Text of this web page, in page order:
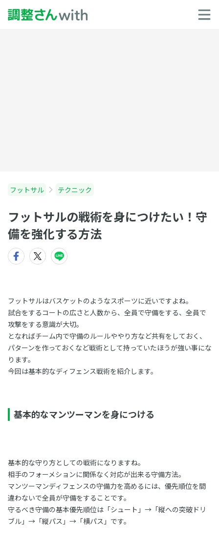
フットサル テクニック
フットサルの戦術を身につけたい！守
備を強化する方法
フットサルはバスケットのようなスポーツに近いですよね。
試合をするコートの広さと人数から、全員で守備をする、全員で
攻撃をする意識が大切。
となればチーム内で守備のルールややり方など共有をしておく、
パターンを作っておくなど戦術として持っていたほうが強い事にな
ります。
今回は基本的なディフェンス戦術を紹介します。
基本的なマンツーマンを身につける
基本的な守り方としての戦術になりますね。
相手のフォーメションに関係なく対応が出来る守備方法。
マンツーマンディフェンスの守備力を高めるには、優先順位を間
違わないで全員が守備をすることです。
守るべき守備の基本優先順位は「シュート」→「縦への突破ドリ
ブル」→「縦パス」→「横パス」です。